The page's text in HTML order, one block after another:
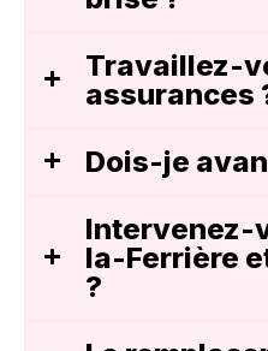
Travaillez-
assurances
Dois-je
Intervenez-
la-Ferrière
?